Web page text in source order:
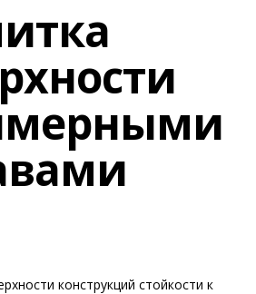
конструкций стойкости к